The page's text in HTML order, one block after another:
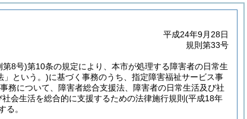
平成24年9月28日
規則第33号
第8号)第10条の規定により、本市が処理する障害者の日常生
」という。)に基づく事務のうち、指定障害福祉サービス事
務について、障害者総合支援法、障害者の日常生活及び社
会生活を総合的に支援するための法律施行規則 (平成18年
る。